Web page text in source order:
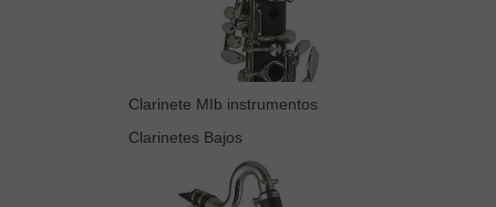
Clarinete MIb instrumentos
Clarinetes Bajos